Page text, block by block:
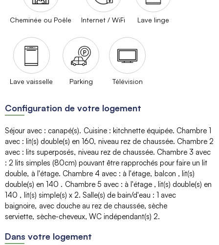
Cheminée ou Poêle Internet / WiFi Lave linge
Lave vaisselle Parking Télévision
Configuration de votre logement
Séjour avec : canapé(s) Cuisine : kitchnette équipée Chambre 1
avec : lit(s) double(s) en 160 niveau rez de chaussée Chambre 2
avec : lits superposés niveau rez de chaussée Chambre 3 avec
: 2 lits simples (80cm) pouvant être rapprochés pour faire un lit
double à l'étage Chambre 4 avec : à l'étage balcon
lit(s)
double(s) en 140
Chambre 5 avec : à l'étage
lit(s) double(s) en
140
lit(s) simple(s) x 2 Salle(s) de bain/d'eau : 1 avec
baignoire avec douche au rez de chaussée sèche
serviette sèche-cheveux WC indépendant(s) 2
Dans votre logement